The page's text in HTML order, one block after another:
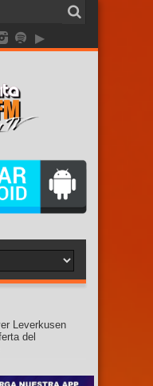
Leverkusen
del